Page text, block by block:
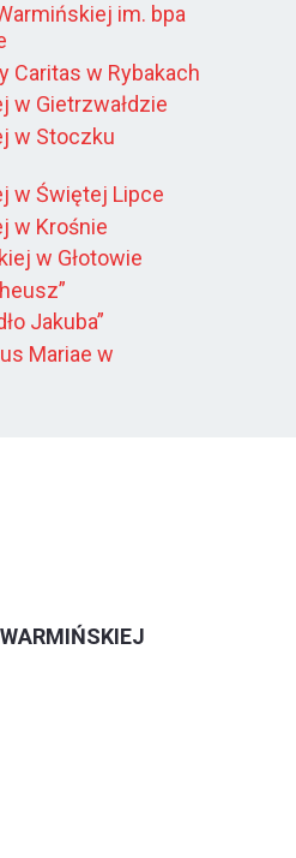
im. bpa
Caritas w Rybakach
w Gietrzwałdzie
w Stoczku
w Świętej Lipce
w Krośnie
w Głotowie
Jakuba”
Mariae w